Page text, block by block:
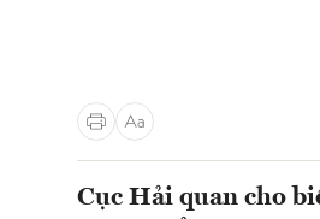
Cục Hải quan cho